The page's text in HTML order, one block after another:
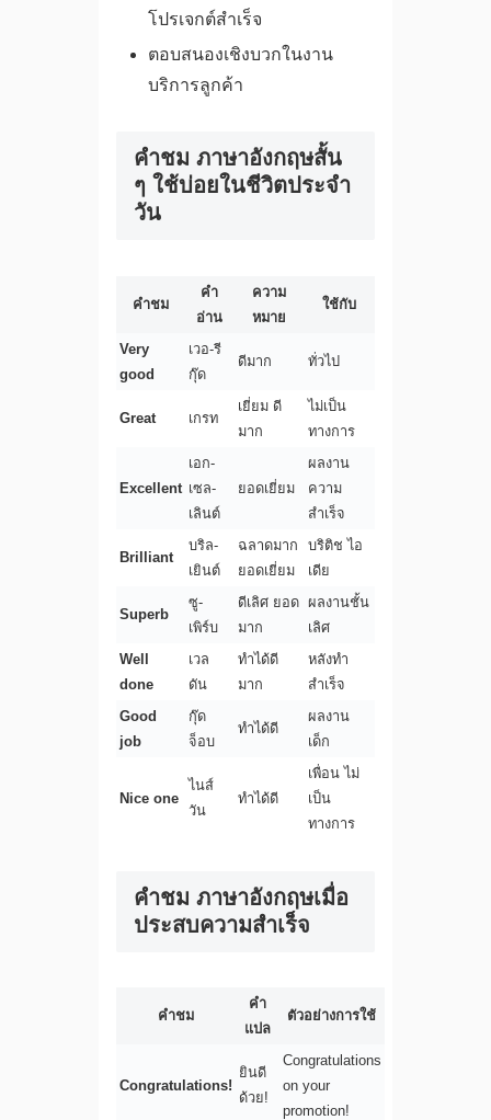
โปรเจกต์สำเร็จ
ตอบสนองเชิงบวกในงาน
บริการลูกค้า
คําชม ภาษาอังกฤษสั้น
ๆ ใช้บ่อยในชีวิตประจำ
วัน
คำชม
คำ
อ่าน
ความ
หมาย
ใช้กับ
Very
good
เวอ-รี
กุ๊ด
ดีมาก ทั่วไป
Great เกรท
เยี่ยม ดี
มาก
ไม่เป็น
ทางการ
Excellent
เอก-
เซล-
เลินต์
ยอดเยี่ยม
ผลงาน
ความ
สำเร็จ
Brilliant
บริล-
เยินต์
ฉลาดมาก
ยอดเยี่ยม
บริติช ไอ
เดีย
Superb
ซู-
เพิร์บ
ดีเลิศ ยอด
มาก
ผลงานชั้น
เลิศ
Well
done
เวล
ดัน
ทำได้ดี
มาก
หลังทำ
สำเร็จ
Good
job
กุ๊ด
จ็อบ
ทำได้ดี
ผลงาน
เด็ก
Nice one
ไนส์
วัน
ทำได้ดี
เพื่อน ไม่
เป็น
ทางการ
คําชม ภาษาอังกฤษเมื่อ
ประสบความสำเร็จ
คำชม
คำ
แปล
ตัวอย่างการใช้
Congratulations!
ยินดี
ด้วย!
Congratulations
on your
promotion!